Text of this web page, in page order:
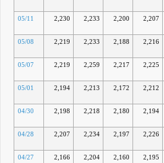
05/11 2,230 2,233 2,200 2,207
05/08 2,219 2,233 2,188 2,216
05/07 2,219 2,259 2,217 2,225
05/01 2,194 2,213 2,172 2,212
04/30 2,198 2,218 2,180 2,194
04/28 2,207 2,234 2,197 2,226
04/27 2,166 2,204 2,160 2,195